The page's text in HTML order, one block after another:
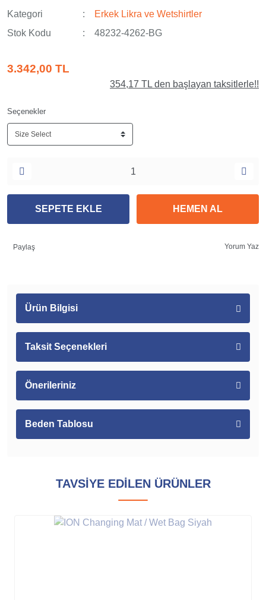
Kategori
Erkek Likra ve Wetshirtler
Stok Kodu
48232-4262-BG
3.342,00 TL
354,17 TL den başlayan taksitlerle!!
Seçenekler
SEPETE EKLE HEMEN AL
Paylaş Yorum Yaz
Ürün Bilgisi
Taksit Seçenekleri
Önerileriniz
Beden Tablosu
TAVSİYE EDİLEN ÜRÜNLER